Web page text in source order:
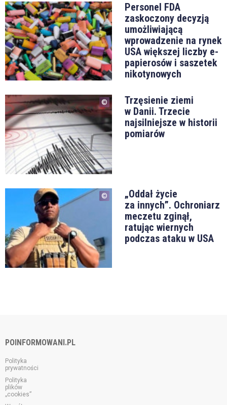
Personel FDA
zaskoczony decyzją
umożliwiającą
wprowadzenie na rynek
USA większej liczby e-
papierosów i saszetek
nikotynowych
Trzęsienie ziemi
w Danii. Trzecie
najsilniejsze w historii
pomiarów
„Oddał życie
za innych”. Ochroniarz
meczetu zginął,
ratując wiernych
podczas ataku w USA
POINFORMOWANI.PL
Polityka
prywatności
Polityka
plików
„cookies”